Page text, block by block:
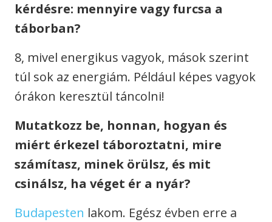
kérdésre: mennyire vagy furcsa a
táborban?
8, mivel energikus vagyok, mások szerint
túl sok az energiám. Például képes vagyok
órákon keresztül táncolni!
Mutatkozz be, honnan, hogyan és
miért érkezel táboroztatni, mire
számítasz, minek örülsz, és mit
csinálsz, ha véget ér a nyár?
Budapesten lakom. Egész évben erre a